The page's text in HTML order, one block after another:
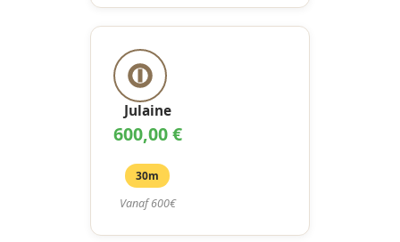
Julaine
600,00 €
30m
Vanaf 600€